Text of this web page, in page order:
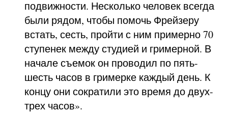
подвижности. Несколько человек всегда
были рядом, чтобы помочь Фрейзеру
встать, сесть, пройти с ним примерно 70
ступенек между студией и гримерной. В
начале съемок он проводил по пять-
шесть часов в гримерке каждый день. К
концу они сократили это время до двух-
трех часов».